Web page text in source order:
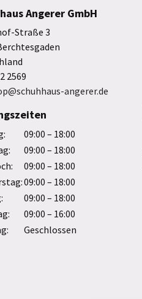
Angerer GmbH
Straße 3
2569
angerer.de
09:00 – 18:00
09:00 – 18:00
09:00 – 18:00
09:00 – 18:00
09:00 – 18:00
09:00 – 16:00
Geschlossen